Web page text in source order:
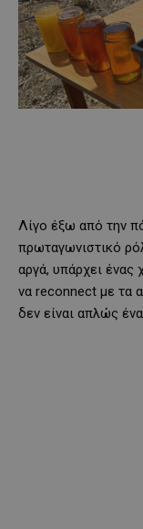
Λίγο έξω από την
πρωταγωνιστικό
αργά, υπάρχει ένας
να reconnect με τα
δεν είναι απλώς